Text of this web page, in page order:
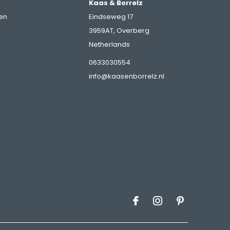
Kaas & Borrelz
Eindseweg 17
3959AT, Overberg
Netherlands
0633030554
info@kaasenborrelz.nl